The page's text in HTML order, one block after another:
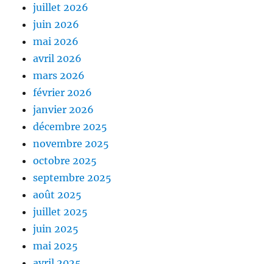
juillet 2026
juin 2026
mai 2026
avril 2026
mars 2026
février 2026
janvier 2026
décembre 2025
novembre 2025
octobre 2025
septembre 2025
août 2025
juillet 2025
juin 2025
mai 2025